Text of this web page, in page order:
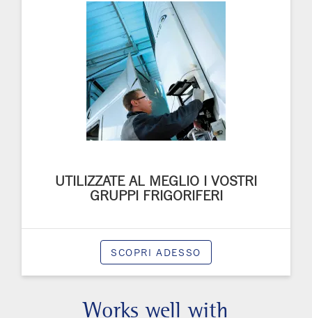
UTILIZZATE AL MEGLIO I VOSTRI
GRUPPI FRIGORIFERI
SCOPRI ADESSO
Works well with